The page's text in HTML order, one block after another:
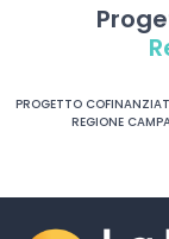
PROGETTO
REGIONE